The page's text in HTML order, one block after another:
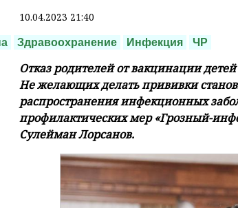
10.04.2023 21:40
Здравоохранение Инфекция ЧР
Отказ родителей от вакцинации
Не желающих делать прививки
распространения инфекционных
профилактических мер «Грозный-
Сулейман Лорсанов.